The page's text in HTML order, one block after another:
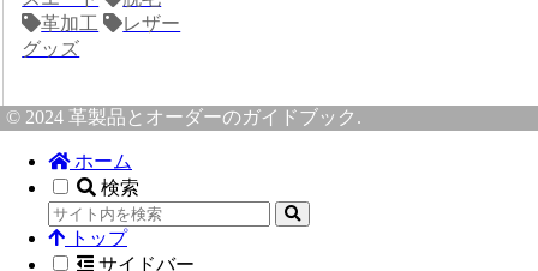
革加工
レザー
グッズ
© 2024 革製品とオーダーのガイドブック.
ホーム
検索
トップ
サイドバー